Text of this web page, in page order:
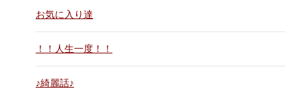
お気に入り達
！！人生一度！！
♪綺麗話♪